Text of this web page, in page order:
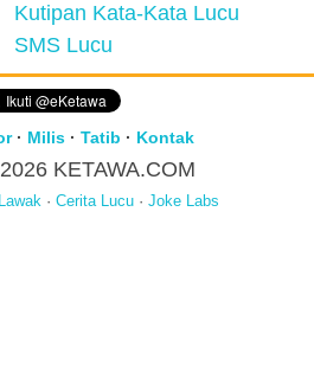
Kutipan Kata-Kata Lucu
SMS Lucu
· Milis · Tatib · Kontak
KETAWA.COM
· Cerita Lucu · Joke Labs